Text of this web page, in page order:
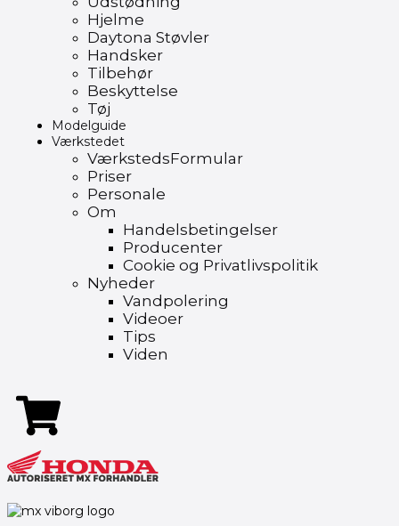
Hjelme
Daytona Støvler
Handsker
Tilbehør
Beskyttelse
Tøj
Modelguide
Værkstedet
VærkstedsFormular
Priser
Personale
Om
Handelsbetingelser
Producenter
Cookie og Privatlivspolitik
Nyheder
Vandpolering
Videoer
Tips
Viden